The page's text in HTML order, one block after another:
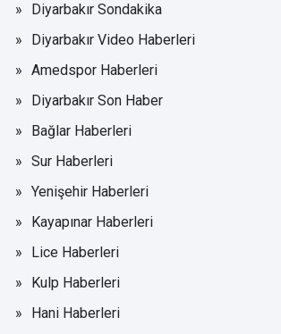
Diyarbakır Sondakika
Diyarbakır Video Haberleri
Amedspor Haberleri
Diyarbakır Son Haber
Bağlar Haberleri
Sur Haberleri
Yenişehir Haberleri
Kayapınar Haberleri
Lice Haberleri
Kulp Haberleri
Hani Haberleri